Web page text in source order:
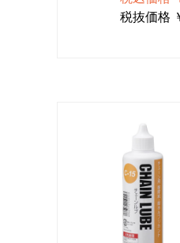
税抜価格